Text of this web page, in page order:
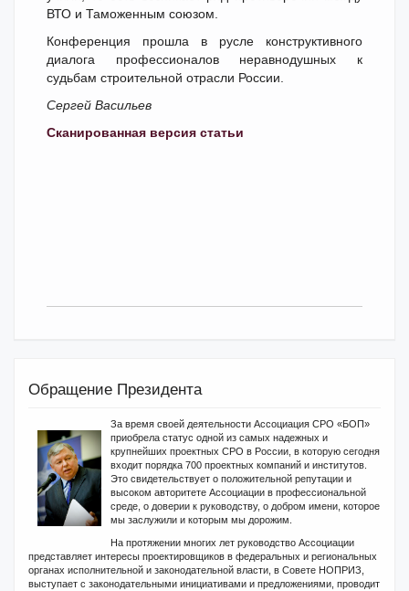
ВТО и Таможенным союзом.
Конференция прошла в русле конструктивного
диалога профессионалов неравнодушных к
судьбам строительной отрасли России.
Сергей Васильев
Сканированная версия статьи
Обращение Президента
За время своей деятельности Ассоциация СРО «БОП»
приобрела статус одной из самых надежных и
крупнейших проектных СРО в России, в которую сегодня
входит порядка 700 проектных компаний и институтов.
Это свидетельствует о положительной репутации и
высоком авторитете Ассоциации в профессиональной
среде, о доверии к руководству, о добром имени, которое
мы заслужили и которым мы дорожим.
На протяжении многих лет руководство Ассоциации
представляет интересы проектировщиков в федеральных и региональных
органах исполнительной и законодательной власти, в Совете НОПРИЗ,
выступает с законодательными инициативами и предложениями, проводит